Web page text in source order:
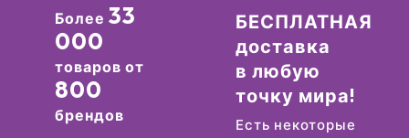
Более 33
000
товаров от
800
брендов
БЕСПЛАТНАЯ
доставка
в любую
точку мира!
Есть некоторые